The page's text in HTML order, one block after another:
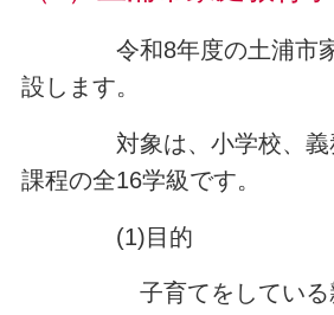
令和8年度の土浦市家
設します。
対象は、小学校、義務
課程の全16学級です。
(1)目的
子育てをしている親